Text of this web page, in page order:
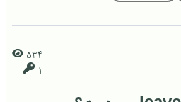
534
1